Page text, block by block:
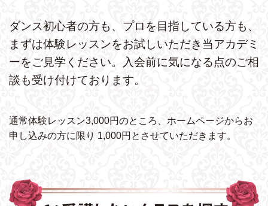
ダンス初心者の方も、プロを目指している方も、
まずは体験レッスンをお試しいただき 当アカデミ
ーをご見学ください。
入会前に気になる点のご相
談も受け付けております。
通常体験レッスン3,000円のところ、ホームページからお
申し込みの方に限り 1,000円とさせていただきます。